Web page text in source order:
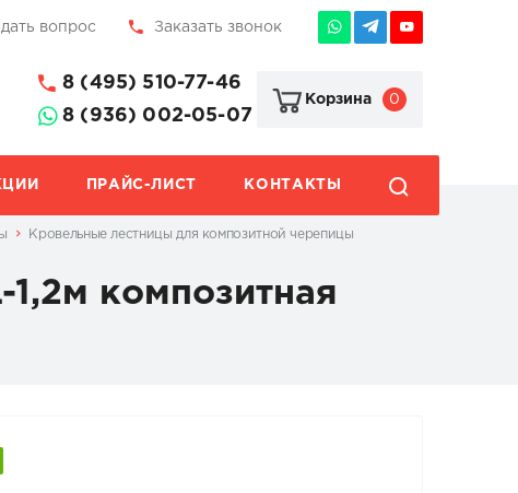
вопрос Заказать звонок
8 (495) 510-77-46
8 (936) 002-05-07
Корзина 0
ПРАЙС-ЛИСТ КОНТАКТЫ
Кровельные лестницы для композитной черепицы
1,2м композитная